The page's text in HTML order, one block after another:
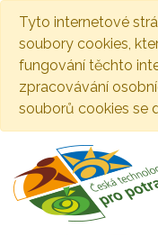
Tyto internetové
soubory cookies,
fungování těchto
zpracovávání
souborů cookies se